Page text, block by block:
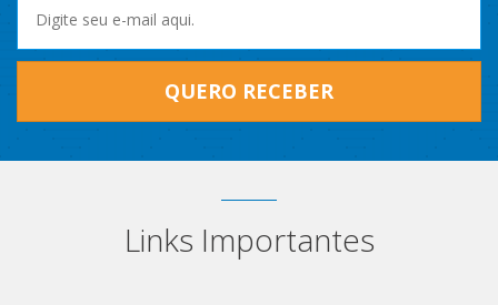
QUERO RECEBER
Links Importantes